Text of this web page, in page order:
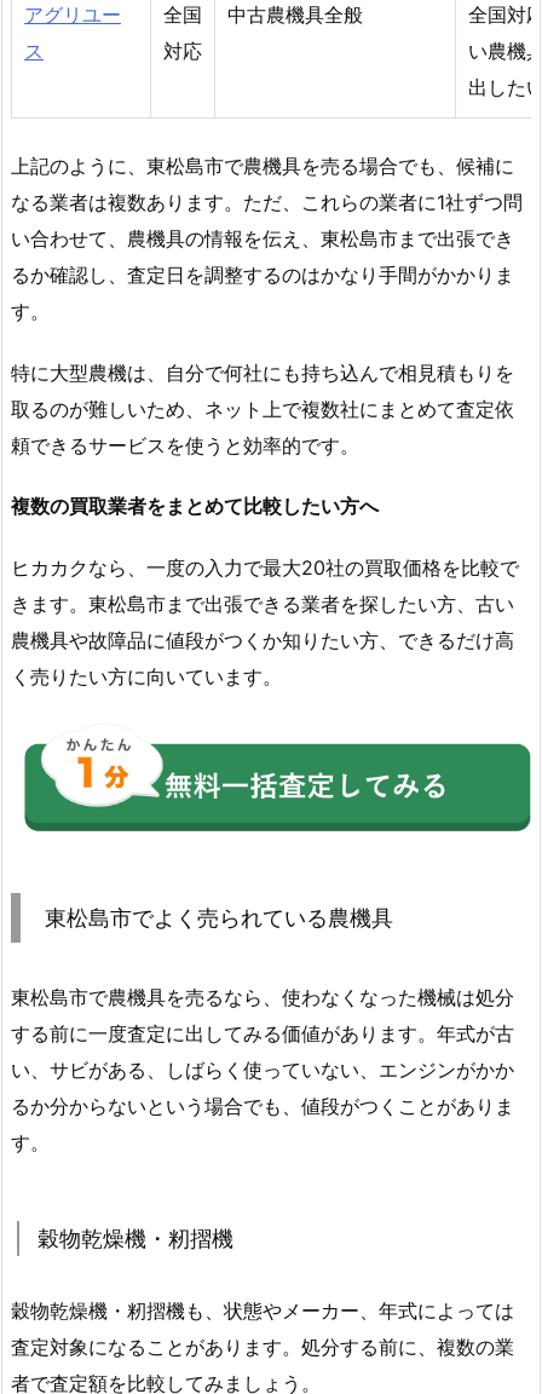
アグリユー
ス
全国
対応
中古農機具全般
全国対
い農機
出した
上記のように、東松島市で農機具を売る場合でも、候補に
なる業者は複数あります。ただ、これらの業者に1社ずつ問
い合わせて、農機具の情報を伝え、東松島市まで出張でき
るか確認し、査定日を調整するのはかなり手間がかかりま
す。
特に大型農機は、自分で何社にも持ち込んで相見積もりを
取るのが難しいため、ネット上で複数社にまとめて査定依
頼できるサービスを使うと効率的です。
複数の買取業者をまとめて比較したい方へ
ヒカカクなら、一度の入力で最大20社の買取価格を比較で
きます。東松島市まで出張できる業者を探したい方、古い
農機具や故障品に値段がつくか知りたい方、できるだけ高
く売りたい方に向いています。
東松島市でよく売られている農機具
東松島市で農機具を売るなら、使わなくなった機械は処分
する前に一度査定に出してみる価値があります。年式が古
い、サビがある、しばらく使っていない、エンジンがかか
るか分からないという場合でも、値段がつくことがありま
す。
穀物乾燥機・籾摺機
穀物乾燥機・籾摺機も、状態やメーカー、年式によっては
査定対象になることがあります。処分する前に、複数の業
者で査定額を比較してみましょう。